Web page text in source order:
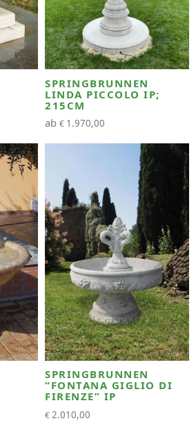
SPRINGBRUNNEN
LINDA PICCOLO IP;
215CM
ab € 1.970,00
SPRINGBRUNNEN
“FONTANA GIGLIO DI
FIRENZE” IP
€ 2.010,00